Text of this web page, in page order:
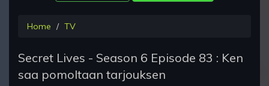
Home TV
Secret Lives - Season 6 Episode 83 : Ken
saa pomoltaan tarjouksen